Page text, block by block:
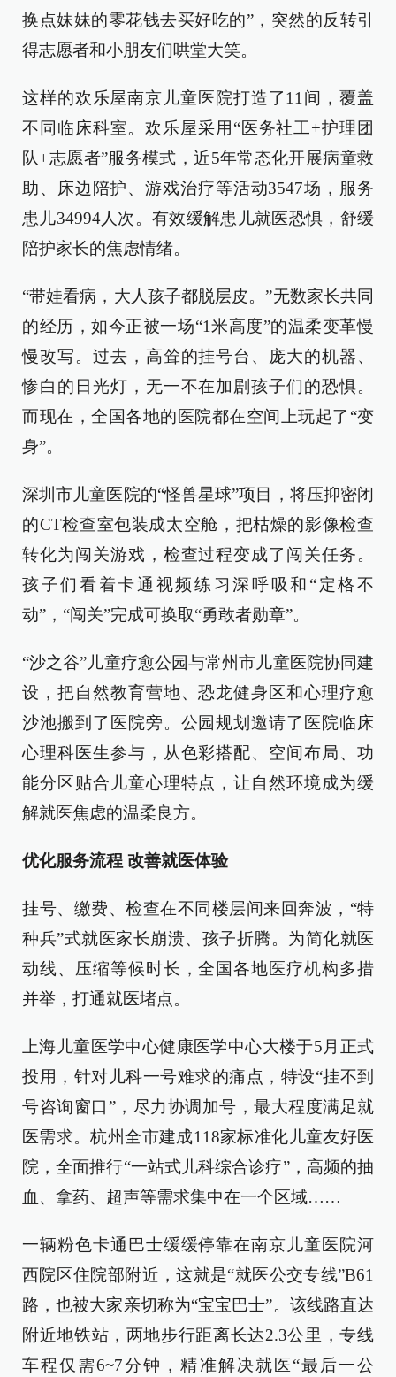
换点妹妹的零花钱去买好吃的”，突然的反转引
得志愿者和小朋友们哄堂大笑。
这样的欢乐屋南京儿童医院打造了11间，覆盖
不同临床科室。欢乐屋采用“医务社工+护理团
队+志愿者”服务模式，近5年常态化开展病童救
助、床边陪护、游戏治疗等活动3547场，服务
患儿34994人次。有效缓解患儿就医恐惧，舒缓
陪护家长的焦虑情绪。
“带娃看病，大人孩子都脱层皮。”无数家长共同
的经历，如今正被一场“1米高度”的温柔变革慢
慢改写。过去，高耸的挂号台、庞大的机器、
惨白的日光灯，无一不在加剧孩子们的恐惧。
而现在，全国各地的医院都在空间上玩起了“变
身”。
深圳市儿童医院的“怪兽星球”项目，将压抑密闭
的CT检查室包装成太空舱，把枯燥的影像检查
转化为闯关游戏，检查过程变成了闯关任务。
孩子们看着卡通视频练习深呼吸和“定格不
动”，“闯关”完成可换取“勇敢者勋章”。
“沙之谷”儿童疗愈公园与常州市儿童医院协同建
设，把自然教育营地、恐龙健身区和心理疗愈
沙池搬到了医院旁。公园规划邀请了医院临床
心理科医生参与，从色彩搭配、空间布局、功
能分区贴合儿童心理特点，让自然环境成为缓
解就医焦虑的温柔良方。
优化服务流程 改善就医体验
挂号、缴费、检查在不同楼层间来回奔波，“特
种兵”式就医家长崩溃、孩子折腾。为简化就医
动线、压缩等候时长，全国各地医疗机构多措
并举，打通就医堵点。
上海儿童医学中心健康医学中心大楼于5月正式
投用，针对儿科一号难求的痛点，特设“挂不到
号咨询窗口”，尽力协调加号，最大程度满足就
医需求。杭州全市建成118家标准化儿童友好医
院，全面推行“一站式儿科综合诊疗”，高频的抽
血、拿药、超声等需求集中在一个区域……
一辆粉色卡通巴士缓缓停靠在南京儿童医院河
西院区住院部附近，这就是“就医公交专线”B61
路，也被大家亲切称为“宝宝巴士”。该线路直达
附近地铁站，两地步行距离长达2.3公里，专线
车程仅需6~7分钟，精准解决就医“最后一公